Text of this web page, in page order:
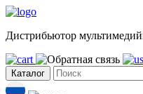
Дистрибьютор
Каталог